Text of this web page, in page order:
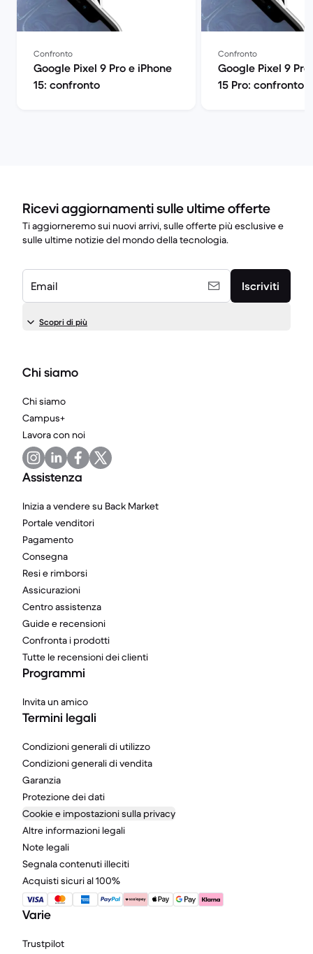
Confronto
Google Pixel 9 Pro e iPhone
15: confronto
Confronto
Google Pixel 9
15 Pro: confronto
Ricevi aggiornamenti sulle ultime offerte
Ti aggiorneremo sui nuovi arrivi, sulle offerte più esclusive e
sulle ultime notizie del mondo della tecnologia.
Email Iscriviti
Scopri di più
Chi siamo
Chi siamo
Campus+
Lavora con noi
Assistenza
Inizia a vendere su Back Market
Portale venditori
Pagamento
Consegna
Resi e rimborsi
Assicurazioni
Centro assistenza
Guide e recensioni
Confronta i prodotti
Tutte le recensioni dei clienti
Programmi
Invita un amico
Termini legali
Condizioni generali di utilizzo
Condizioni generali di vendita
Garanzia
Protezione dei dati
Cookie e impostazioni sulla privacy
Altre informazioni legali
Note legali
Segnala contenuti illeciti
Acquisti sicuri al 100%
Varie
Trustpilot